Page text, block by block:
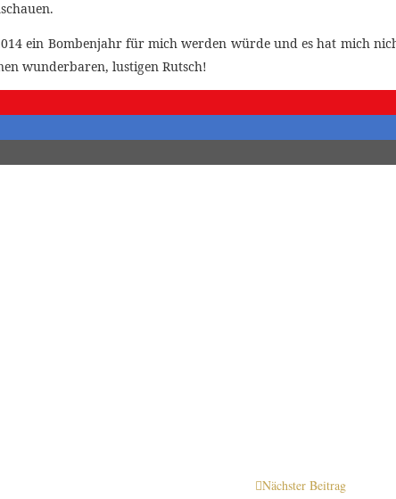
ein Bombenjahr für mich werden würde und es hat mich
wunderbaren, lustigen Rutsch!
Nächster Beitrag